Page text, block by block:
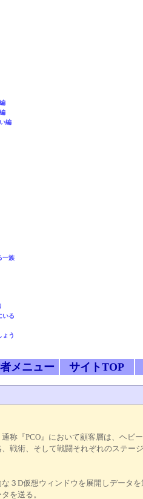
編
一族
いる
ょう
メニュー サイトTOP
通称『PCO』において顧客層は、ヘ
戦術、そして戦闘それぞれのステー
３D仮想ウィンドウを展開しデータ
を送る。